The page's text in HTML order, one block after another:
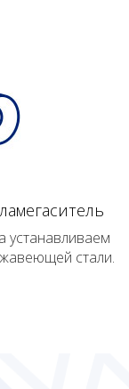
устанавливаем
стали.